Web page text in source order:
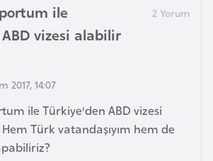
ile
vizesi alabilir
2017, 14:07
ile Türkiye'den ABD vizesi
Türk vatandaşıyım hem de